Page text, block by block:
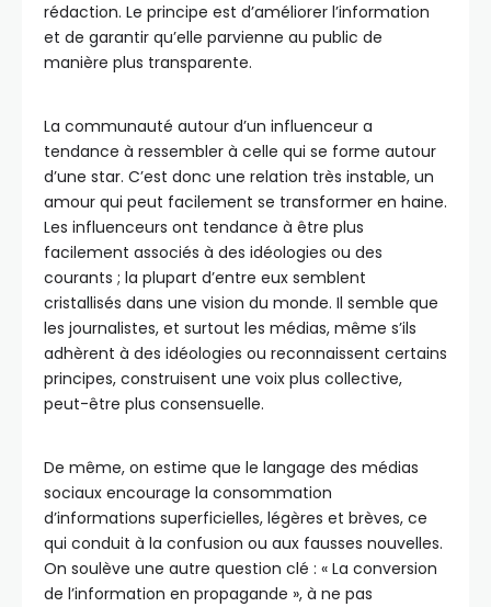
rédaction. Le principe est d’améliorer l’information
et de garantir qu’elle parvienne au public de
manière plus transparente.
La communauté autour d’un influenceur a
tendance à ressembler à celle qui se forme autour
d’une star. C’est donc une relation très instable, un
amour qui peut facilement se transformer en haine.
Les influenceurs ont tendance à être plus
facilement associés à des idéologies ou des
courants ; la plupart d’entre eux semblent
cristallisés dans une vision du monde. Il semble que
les journalistes, et surtout les médias, même s’ils
adhèrent à des idéologies ou reconnaissent certains
principes, construisent une voix plus collective,
peut-être plus consensuelle.
De même, on estime que le langage des médias
sociaux encourage la consommation
d’informations superficielles, légères et brèves, ce
qui conduit à la confusion ou aux fausses nouvelles.
On soulève une autre question clé : « La conversion
de l’information en propagande », à ne pas